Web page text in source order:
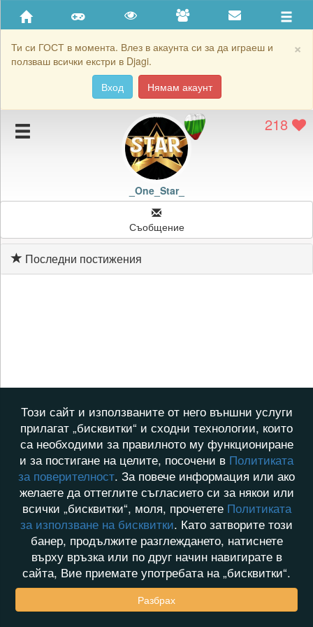
×
Ти си ГОСТ в момента. Влез в акаунта си за да играеш и
ползваш всички екстри в Djagi.
Вход
Нямам акаунт
Приятели
Хронология на игри
Подаръците на _One_Star_
Картичките на _One_Star_
218
_One_Star_
Съобщение
Последни постижения
Този сайт и използваните от него външни услуги
прилагат „бисквитки“ и сходни технологии, които
са необходими за правилното му функциониране
и за постигане на целите, посочени в Политиката
за поверителност. За повече информация или ако
желаете да оттеглите съгласието си за някои или
всички „бисквитки“, моля, прочетете Политиката
за използване на бисквитки. Като затворите този
банер, продължите разглеждането, натиснете
върху връзка или по друг начин навигирате в
сайта, Вие приемате употребата на „бисквитки“.
Разбрах